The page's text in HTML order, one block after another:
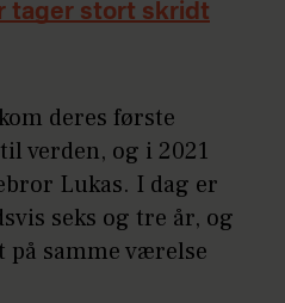
tager stort skridt
deres første
verden, og i 2021
Lukas. I dag er
seks og tre år, og
samme værelse